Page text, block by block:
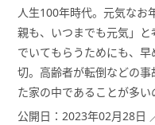
人生100年時代。元気なお
親も、いつまでも元気」
でいてもらうためにも、
切。高齢者が転倒などの
た家の中であることが多
「高齢期の健康で快適な暮
公開日：2023年02月28日